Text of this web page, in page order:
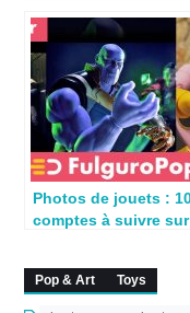
2020
Photos de jouets :
comptes à suivre sur
Pop & Art Toys